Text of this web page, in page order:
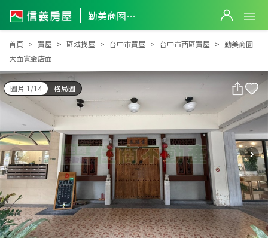
勤美商圈大面寬金店面
勤美商圈大面寬金店面
首頁 買屋 區域找屋 台中市買屋 台中市西區買屋
勤美商圈
大面寬金店面
圖片 1/14 格局圖